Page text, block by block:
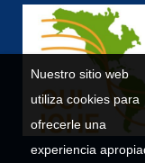
Nuestro sitio web
utiliza cookies para
ofrecerle una
experiencia